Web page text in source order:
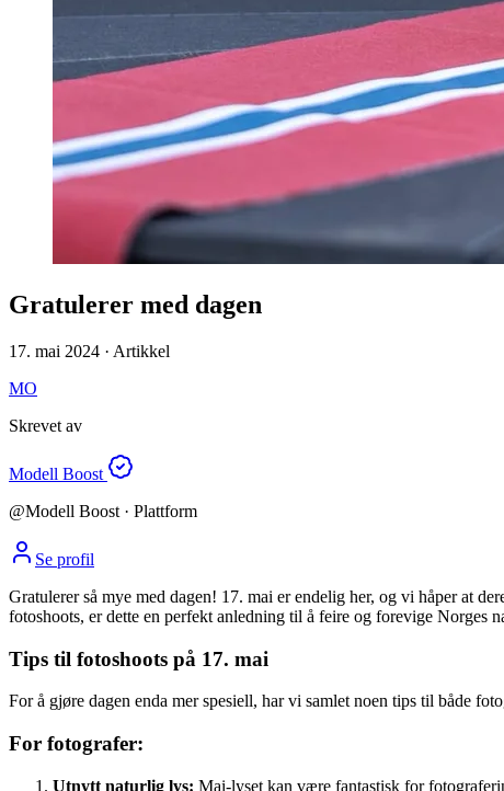
Gratulerer med dagen
17. mai 2024 · Artikkel
MO
Skrevet av
Modell Boost
@Modell Boost · Plattform
Se profil
Gratulerer så mye med dagen! 17. mai er endelig her, og vi håper at
fotoshoots, er dette en perfekt anledning til å feire og forevige Norges
Tips til fotoshoots på 17. mai
For å gjøre dagen enda mer spesiell, har vi samlet noen tips til både
For fotografer:
Utnytt naturlig lys: Mai-lyset kan være fantastisk for